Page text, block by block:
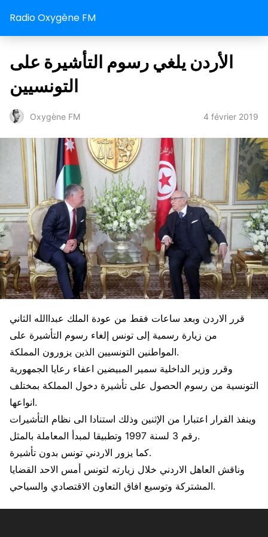
Radio Oxygène FM
الأردن يلغي رسوم التأشيرة على
التونسيين
Oxygène FM 4 février 2019
قرر الاردن وبعد ساعات فقط من عودة الملك عبداالله الثاني
من زيارة رسمية إلى تونس إلغاء رسوم التأشيرة على
المواطنين التونسيين الذين يزورون المملكة.
وقرر وزير الداخلية سمير المبيضين اعفاء رعايا الجمهورية
التونسية من رسوم الحصول على تأشيرة دخول المملكة بمختلف
انواعها.
وينفذ القرار اعتبارا من الإثنين وذلك استنادا الى نظام التأشيرات
رقم 3 لسنة 1997 وتطبيقا لمبدأ المعاملة بالمثل.
كما يزور الاردني تونس بدون تأشيرة.
وناقش العاهل الاردني خلال زيارته لتونس أمس الاحد القضايا
المشتركة وتوسيع افاق التعاون الاقتصادي والسياحي.